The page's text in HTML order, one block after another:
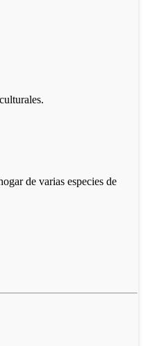
de varias especies de